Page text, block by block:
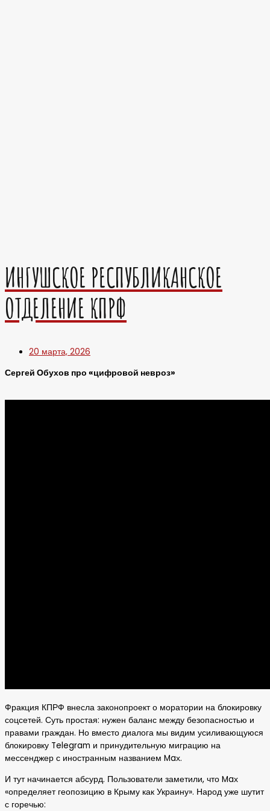
ИНГУШСКОЕ РЕСПУБЛИКАНСКОЕ
ОТДЕЛЕНИЕ КПРФ
20 марта, 2026
Сергей Обухов про «цифровой невроз»
Фракция КПРФ внесла законопроект о моратории на блокировку
соцсетей. Суть простая: нужен баланс между безопасностью и
правами граждан. Но вместо диалога мы видим усиливающуюся
блокировку Telegram и принудительную миграцию на
мессенджер с иностранным названием Maх.
И тут начинается абсурд. Пользователи заметили, что Maх
«определяет геопозицию в Крыму как Украину». Народ уже шутит
с горечью: